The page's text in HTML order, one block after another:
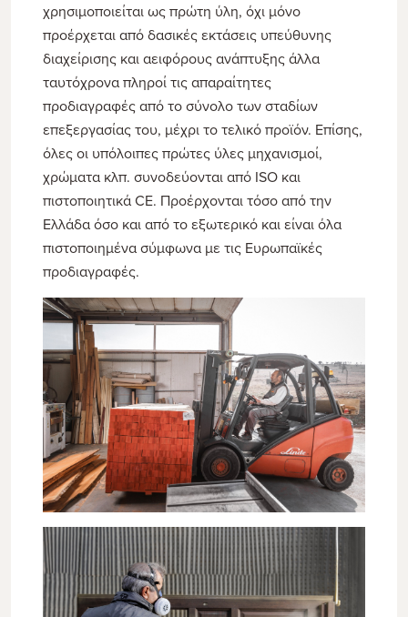
χρησιμοποιείται ως πρώτη ύλη, όχι μόνο
προέρχεται από δασικές εκτάσεις υπεύθυνης
διαχείρισης και αειφόρους ανάπτυξης άλλα
ταυτόχρονα πληροί τις απαραίτητες
προδιαγραφές από το σύνολο των σταδίων
επεξεργασίας του, μέχρι το τελικό προϊόν. Επίσης,
όλες οι υπόλοιπες πρώτες ύλες μηχανισμοί,
χρώματα κλπ. συνοδεύονται από ISO και
πιστοποιητικά CE. Προέρχονται τόσο από την
Ελλάδα όσο και από το εξωτερικό και είναι όλα
πιστοποιημένα σύμφωνα με τις Ευρωπαϊκές
προδιαγραφές.